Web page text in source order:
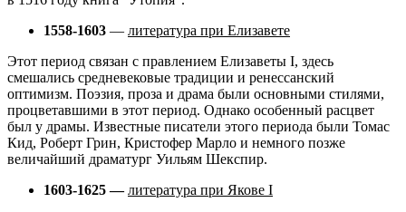
1558-1603 — литература при Елизавете
Этот период связан с правлением Елизаветы I, здесь
смешались средневековые традиции и ренессанский
оптимизм. Поэзия, проза и драма были основными стилями,
процветавшими в этот период. Однако особенный расцвет
был у драмы. Известные писатели этого периода были Томас
Кид, Роберт Грин, Кристофер Марло и немного позже
величайший драматург Уильям Шекспир.
1603-1625 —литература при Якове I